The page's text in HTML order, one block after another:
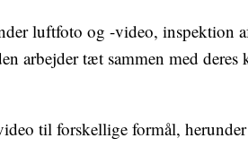
luftfoto og -video, inspektion
arbejder tæt sammen med deres
til forskellige formål, herunder